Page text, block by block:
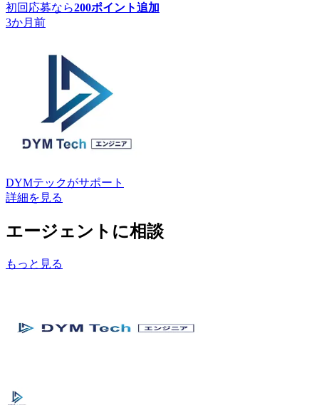
初回応募なら200ポイント追加
3か月前
DYMテックがサポート
詳細を見る
エージェントに相談
もっと見る